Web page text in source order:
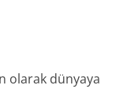
olarak dünyaya